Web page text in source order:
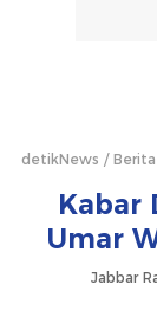
detikNews Berita
Kabar
Umar
Jabbar